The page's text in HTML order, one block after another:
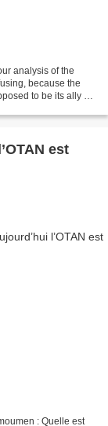
analysis of the
because the
to be its ally –
est
: Quelle est